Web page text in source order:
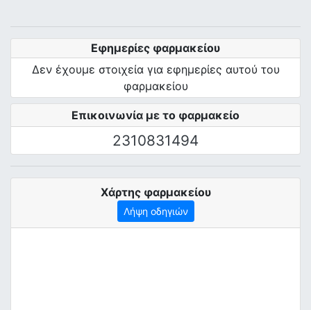
Επικοινωνία με το φαρμακείο
2310831494
Εφημερίες φαρμακείου
Δεν έχουμε στοιχεία για εφημερίες αυτού του
φαρμακείου
Χάρτης φαρμακείου
Λήψη οδηγιών